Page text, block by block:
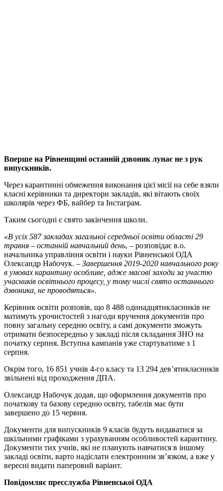
Вперше на Рівненщині останній дзвоник лунає не з рук
випускників.
Через карантинні обмеження виконання цієї місії на себе взяли
класні керівники та директори закладів, які вітають своїх
школярів через ФБ, вайбер та Інстаграм.
Таким сьогодні є свято закінчення школи.
«В усіх 587 закладах загальної середньої освіти області 29
травня – останній навчальний день, – розповідає в.о.
начальника управління освіти і науки Рівненської ОДА
Олександр Набочук. – Завершення 2019-2020 навчального року
в умовах карантину особливе, адже масові заходи за участю
учасників освітнього процесу, у тому числі свято останнього
дзвоника, не проводяться».
Керівник освіти розповів, що 8 488 одинадцятикласників не
матимуть урочистостей з нагоди вручення документів про
повну загальну середню освіту, а самі документи зможуть
отримати безпосередньо у закладі після складання ЗНО на
початку серпня. Вступна кампанія уже стартуватиме з 1
серпня.
Окрім того, 16 851 учнів 4-го класу та 13 294 дев’ятикласників
звільнені від проходження ДПА.
Олександр Набочук додав, що оформлення документів про
початкову та базову середню освіту, табелів має бути
завершено до 15 червня.
Документи для випускників 9 класів будуть видаватися за
шкільними графіками з урахуванням особливостей карантину.
Документи тих учнів, які не планують навчатися в іншому
закладі освіти, варто надіслати електронним зв’язком, а вже у
вересні видати паперовий варіант.
Повідомляє пресслужба Рівненської ОДА